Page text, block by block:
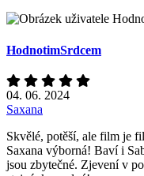
HodnotimSrdcem
04. 06. 2024
Saxana
Skvělé, potěší, ale film je
Saxana výborná! Baví i
jsou zbytečné. Zjevení v